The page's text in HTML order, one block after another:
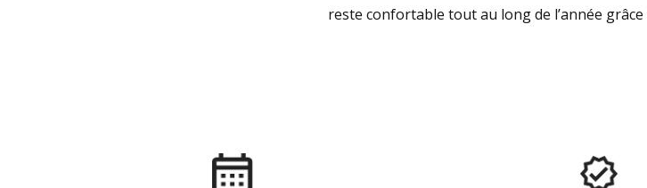
reste confortable tout au long de l’année